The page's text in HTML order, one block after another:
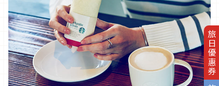
旅日優惠券